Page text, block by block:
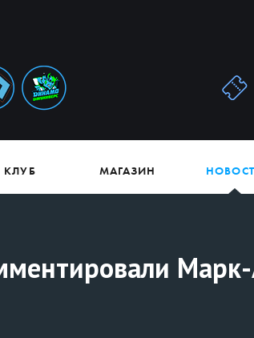
КЛУБ МАГАЗИН